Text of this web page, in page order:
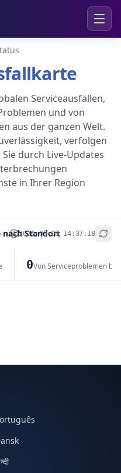
Serviceausfällen,
und von
aus der ganzen Welt.
verfolgen
durch Live-Updates
in Ihrer Region
nach Standort
2026-08-08 14:37:18
0Von Serviceproblemen
+